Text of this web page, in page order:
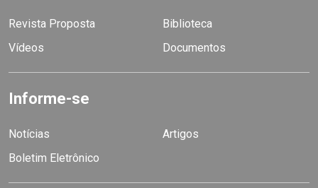
Revista Proposta
Biblioteca
Vídeos
Documentos
Informe-se
Notícias
Artigos
Boletim Eletrônico